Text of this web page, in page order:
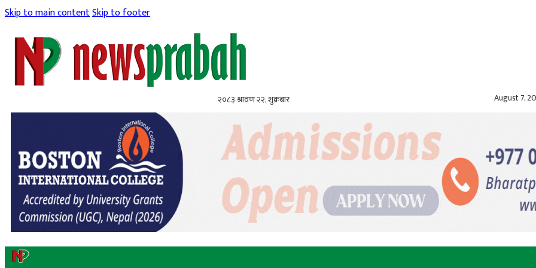
Skip to main contentSkip to footer
२०८३ श्रावण २२, शुक्रबार August 7,